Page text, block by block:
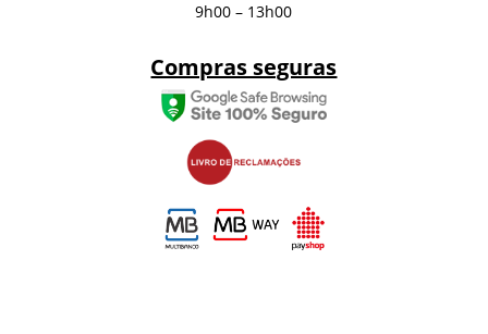
9h00 – 13h00
Compras seguras